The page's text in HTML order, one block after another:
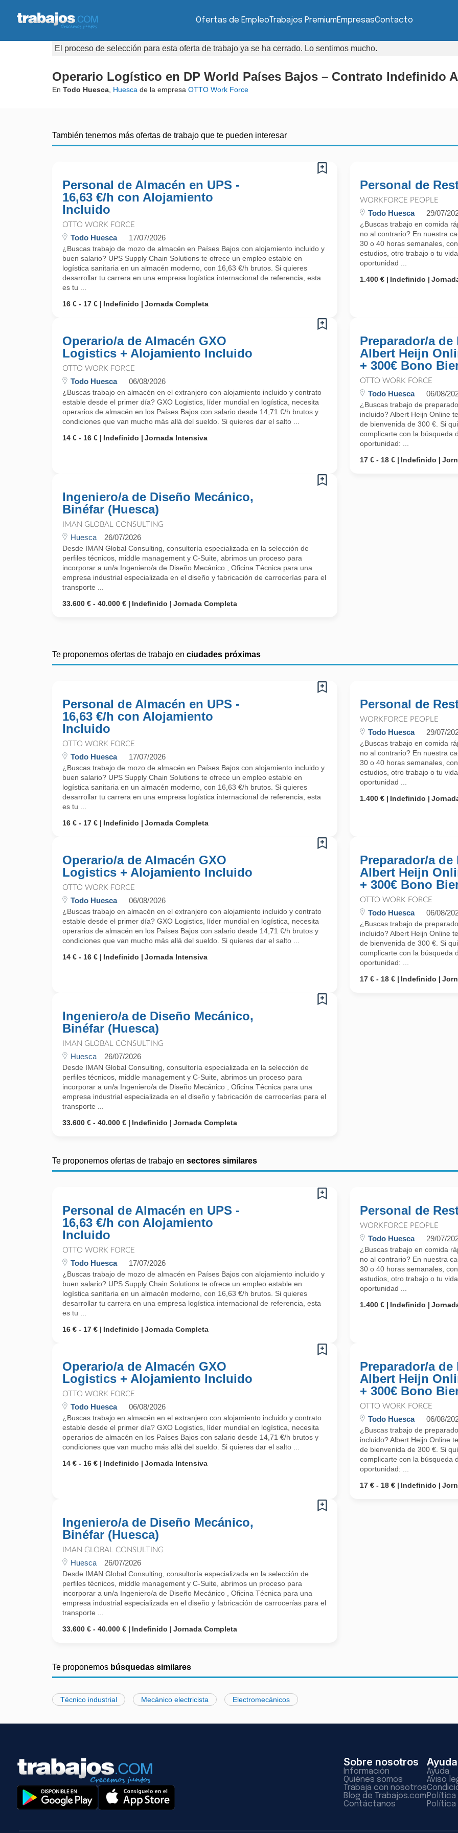
Ofertas de EmpleoTrabajos PremiumEmpresasContacto
El proceso de selección para esta oferta de trabajo ya se ha cerrado. Lo sentimos mucho.
Operario Logístico en DP World Países Bajos – Contrato Indefinido
En Todo Huesca Huesca de la empresa OTTO Work Force
También tenemos más ofertas de trabajo que te pueden interesar
Personal de Almacén en UPS -
16,63 €/h con Alojamiento
Incluido
OTTO WORK FORCE
Todo Huesca 17/07/2026
¿Buscas trabajo de mozo de almacén en Países Bajos con alojamiento incluido y
buen salario? UPS Supply Chain Solutions te ofrece un empleo estable en
logística sanitaria en un almacén moderno, con 16,63 €/h brutos. Si quieres
desarrollar tu carrera en una empresa logística internacional de referencia, esta
es tu ...
16 € - 17 €
Indefinido Jornada Completa
Personal de
WORKFORCE PEOPLE
Todo Huesca 29/07/
¿Buscas trabajo en comida
no al contrario? En nuestra
30 o 40 horas semanales,
estudios, otro trabajo o tu
oportunidad ...
1.400 €
Indefinido
Operario/a de Almacén GXO
Logistics + Alojamiento Incluido
OTTO WORK FORCE
Todo Huesca 06/08/2026
¿Buscas trabajo en almacén en el extranjero con alojamiento incluido y contrato
estable desde el primer día? GXO Logistics, líder mundial en logística, necesita
operarios de almacén en los Países Bajos con salario desde 14,71 €/h brutos y
condiciones que van mucho más allá del sueldo. Si quieres dar el salto ...
14 € - 16 €
Indefinido Jornada Intensiva
Preparador/a de
Albert Heijn
+ 300€ Bono
OTTO WORK FORCE
Todo Huesca 06/08/
¿Buscas trabajo de
incluido? Albert Heijn Online
de bienvenida de 300 €. Si
complicarte con la búsqueda
oportunidad: ...
17 € - 18 €
Indefinido
Ingeniero/a de Diseño Mecánico,
Binéfar (Huesca)
IMAN GLOBAL CONSULTING
Huesca 26/07/2026
Desde IMAN Global Consulting, consultoría especializada en la selección de
perfiles técnicos, middle management y C-Suite, abrimos un proceso para
incorporar a un/a Ingeniero/a de Diseño Mecánico , Oficina Técnica para una
empresa industrial especializada en el diseño y fabricación de carrocerías para el
transporte ...
33.600 € - 40.000 €
Indefinido Jornada Completa
Te proponemos ofertas de trabajo en ciudades próximas
Personal de Almacén en UPS -
16,63 €/h con Alojamiento
Incluido
OTTO WORK FORCE
Todo Huesca 17/07/2026
¿Buscas trabajo de mozo de almacén en Países Bajos con alojamiento incluido y
buen salario? UPS Supply Chain Solutions te ofrece un empleo estable en
logística sanitaria en un almacén moderno, con 16,63 €/h brutos. Si quieres
desarrollar tu carrera en una empresa logística internacional de referencia, esta
es tu ...
16 € - 17 €
Indefinido Jornada Completa
Personal de
WORKFORCE PEOPLE
Todo Huesca 29/07/
¿Buscas trabajo en comida
no al contrario? En nuestra
30 o 40 horas semanales,
estudios, otro trabajo o tu
oportunidad ...
1.400 €
Indefinido
Operario/a de Almacén GXO
Logistics + Alojamiento Incluido
OTTO WORK FORCE
Todo Huesca 06/08/2026
¿Buscas trabajo en almacén en el extranjero con alojamiento incluido y contrato
estable desde el primer día? GXO Logistics, líder mundial en logística, necesita
operarios de almacén en los Países Bajos con salario desde 14,71 €/h brutos y
condiciones que van mucho más allá del sueldo. Si quieres dar el salto ...
14 € - 16 €
Indefinido Jornada Intensiva
Preparador/a de
Albert Heijn
+ 300€ Bono
OTTO WORK FORCE
Todo Huesca 06/08/
¿Buscas trabajo de
incluido? Albert Heijn Online
de bienvenida de 300 €. Si
complicarte con la búsqueda
oportunidad: ...
17 € - 18 €
Indefinido
Ingeniero/a de Diseño Mecánico,
Binéfar (Huesca)
IMAN GLOBAL CONSULTING
Huesca 26/07/2026
Desde IMAN Global Consulting, consultoría especializada en la selección de
perfiles técnicos, middle management y C-Suite, abrimos un proceso para
incorporar a un/a Ingeniero/a de Diseño Mecánico , Oficina Técnica para una
empresa industrial especializada en el diseño y fabricación de carrocerías para el
transporte ...
33.600 € - 40.000 €
Indefinido Jornada Completa
Te proponemos ofertas de trabajo en sectores similares
Personal de Almacén en UPS -
16,63 €/h con Alojamiento
Incluido
OTTO WORK FORCE
Todo Huesca 17/07/2026
¿Buscas trabajo de mozo de almacén en Países Bajos con alojamiento incluido y
buen salario? UPS Supply Chain Solutions te ofrece un empleo estable en
logística sanitaria en un almacén moderno, con 16,63 €/h brutos. Si quieres
desarrollar tu carrera en una empresa logística internacional de referencia, esta
es tu ...
16 € - 17 €
Indefinido Jornada Completa
Personal de
WORKFORCE PEOPLE
Todo Huesca 29/07/
¿Buscas trabajo en comida
no al contrario? En nuestra
30 o 40 horas semanales,
estudios, otro trabajo o tu
oportunidad ...
1.400 €
Indefinido
Operario/a de Almacén GXO
Logistics + Alojamiento Incluido
OTTO WORK FORCE
Todo Huesca 06/08/2026
¿Buscas trabajo en almacén en el extranjero con alojamiento incluido y contrato
estable desde el primer día? GXO Logistics, líder mundial en logística, necesita
operarios de almacén en los Países Bajos con salario desde 14,71 €/h brutos y
condiciones que van mucho más allá del sueldo. Si quieres dar el salto ...
14 € - 16 €
Indefinido Jornada Intensiva
Preparador/a de
Albert Heijn
+ 300€ Bono
OTTO WORK FORCE
Todo Huesca 06/08/
¿Buscas trabajo de
incluido? Albert Heijn Online
de bienvenida de 300 €. Si
complicarte con la búsqueda
oportunidad: ...
17 € - 18 €
Indefinido
Ingeniero/a de Diseño Mecánico,
Binéfar (Huesca)
IMAN GLOBAL CONSULTING
Huesca 26/07/2026
Desde IMAN Global Consulting, consultoría especializada en la selección de
perfiles técnicos, middle management y C-Suite, abrimos un proceso para
incorporar a un/a Ingeniero/a de Diseño Mecánico , Oficina Técnica para una
empresa industrial especializada en el diseño y fabricación de carrocerías para el
transporte ...
33.600 € - 40.000 €
Indefinido Jornada Completa
Te proponemos búsquedas similares
Técnico industrial Mecánico electricista Electromecánicos
Sobre nosotros
Información
Quiénes somos
Trabaja con nosotros
Blog de Trabajos.com
Contáctanos
Ayuda
Ayuda
Aviso
Política